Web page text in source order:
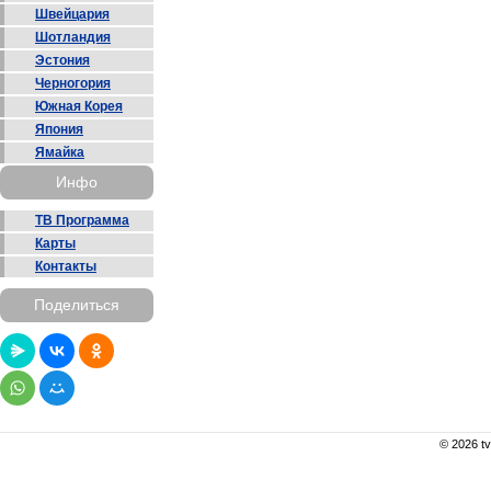
Швейцария
Шотландия
Эстония
Черногория
Южная Корея
Япония
Ямайка
Инфо
ТВ Программа
Карты
Контакты
Поделиться
© 2026